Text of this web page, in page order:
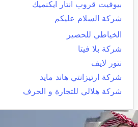
بيوفيت قروب انتار ايكنميك
شركة السلام عليكم
الخياطي للحصير
شركة بلا فيتا
نتور لايف
شركة ارتيزانتي هاند مايد
شركة هلالي للتجارة و الحرف